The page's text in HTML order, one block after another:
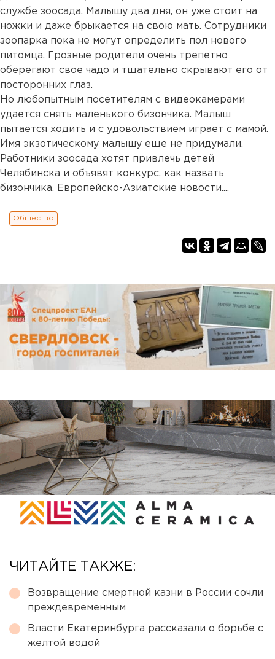
службе зоосада. Малышу два дня, он уже стоит на
ножки и даже брыкается на свою мать. Сотрудники
зоопарка пока не могут определить пол нового
питомца. Грозные родители очень трепетно
оберегают свое чадо и тщательно скрывают его от
посторонних глаз.
Но любопытным посетителям с видеокамерами
удается снять маленького бизончика. Малыш
пытается ходить и с удовольствием играет с мамой.
Имя экзотическому малышу еще не придумали.
Работники зоосада хотят привлечь детей
Челябинска и объявят конкурс, как назвать
бизончика. Европейско-Азиатские новости....
Общество
ЧИТАЙТЕ ТАКЖЕ:
Возвращение смертной казни в России сочли
преждевременным
Власти Екатеринбурга рассказали о борьбе с
желтой водой